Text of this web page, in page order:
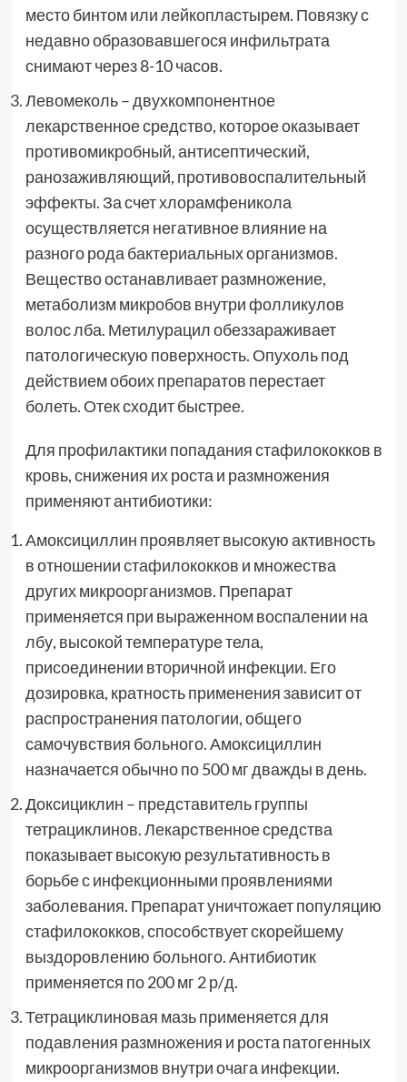
место бинтом или лейкопластырем. Повязку с
недавно образовавшегося инфильтрата
снимают через 8-10 часов.
Левомеколь – двухкомпонентное
лекарственное средство, которое оказывает
противомикробный, антисептический,
ранозаживляющий, противовоспалительный
эффекты. За счет хлорамфеникола
осуществляется негативное влияние на
разного рода бактериальных организмов.
Вещество останавливает размножение,
метаболизм микробов внутри фолликулов
волос лба. Метилурацил обеззараживает
патологическую поверхность. Опухоль под
действием обоих препаратов перестает
болеть. Отек сходит быстрее.
Для профилактики попадания стафилококков в
кровь, снижения их роста и размножения
применяют антибиотики:
Амоксициллин проявляет высокую активность
в отношении стафилококков и множества
других микроорганизмов. Препарат
применяется при выраженном воспалении на
лбу, высокой температуре тела,
присоединении вторичной инфекции. Его
дозировка, кратность применения зависит от
распространения патологии, общего
самочувствия больного. Амоксициллин
назначается обычно по 500 мг дважды в день.
Доксициклин – представитель группы
тетрациклинов. Лекарственное средства
показывает высокую результативность в
борьбе с инфекционными проявлениями
заболевания. Препарат уничтожает популяцию
стафилококков, способствует скорейшему
выздоровлению больного. Антибиотик
применяется по 200 мг 2 р/д.
Тетрациклиновая мазь применяется для
подавления размножения и роста патогенных
микроорганизмов внутри очага инфекции.